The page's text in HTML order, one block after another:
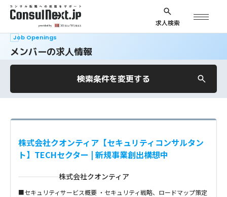
求人検索
Job Openings
メンバーの求人情報
検索条件を変更する
株式会社クオンティア【セキュリティコンサルタン
ト】TECHセクター | 新規事業創出構想中
株式会社クオンティア
■セキュリティサービス概要 ・セキュリティ戦略、ロードマップ策定